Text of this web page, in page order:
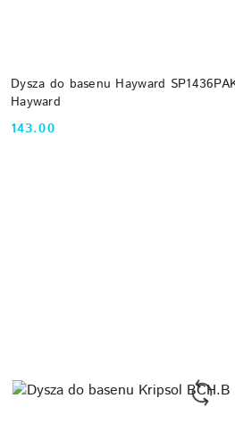
Dysza do basenu Hayward
Hayward
Cena:
143.00